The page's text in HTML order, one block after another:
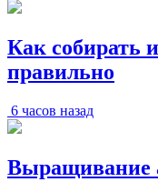
Как собирать
правильно
6 часов назад
Выращивание